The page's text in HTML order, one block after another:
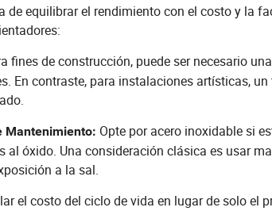
de equilibrar el rendimiento con el costo y la
fines de construcción, puede ser necesario
En contraste, para instalaciones artísticas,
Mantenimiento: Opte por acero inoxidable si
al óxido. Una consideración clásica es usar
a la sal.
el costo del ciclo de vida en lugar de solo el